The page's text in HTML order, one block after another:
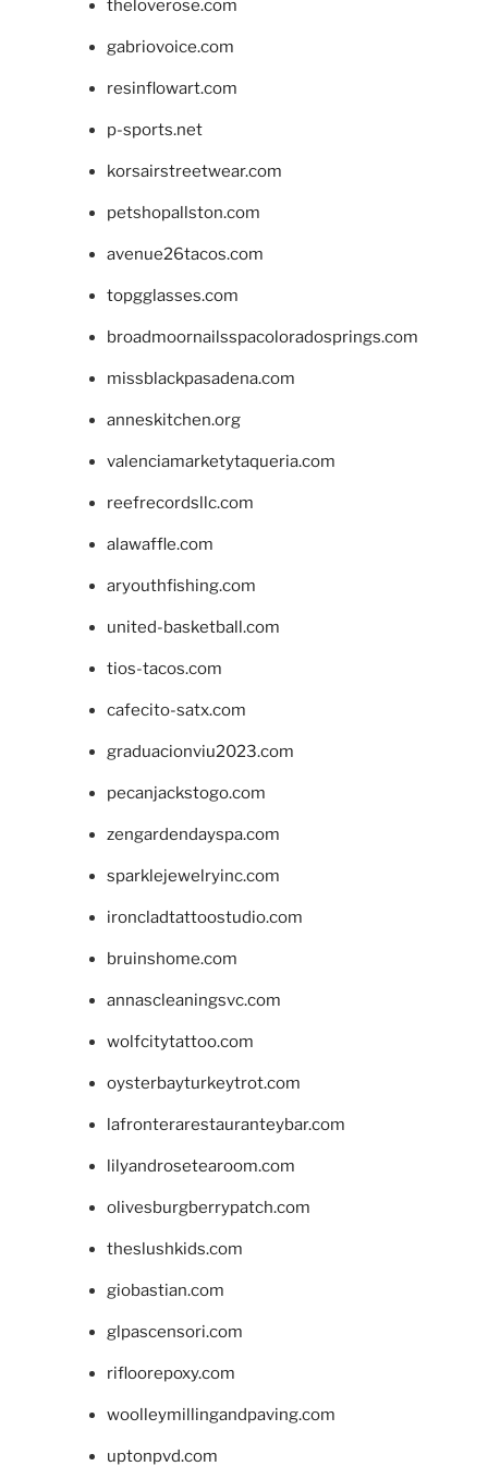
theloverose.com
gabriovoice.com
resinflowart.com
p-sports.net
korsairstreetwear.com
petshopallston.com
avenue26tacos.com
topgglasses.com
broadmoornailsspacoloradosprings.com
missblackpasadena.com
anneskitchen.org
valenciamarketytaqueria.com
reefrecordsllc.com
alawaffle.com
aryouthfishing.com
united-basketball.com
tios-tacos.com
cafecito-satx.com
graduacionviu2023.com
pecanjackstogo.com
zengardendayspa.com
sparklejewelryinc.com
ironcladtattoostudio.com
bruinshome.com
annascleaningsvc.com
wolfcitytattoo.com
oysterbayturkeytrot.com
lafronterarestauranteybar.com
lilyandrosetearoom.com
olivesburgberrypatch.com
theslushkids.com
giobastian.com
glpascensori.com
rifloorepoxy.com
woolleymillingandpaving.com
uptonpvd.com